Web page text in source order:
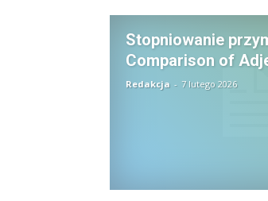
Stopniowanie
Comparison of
Redakcja - 7 lutego 2026